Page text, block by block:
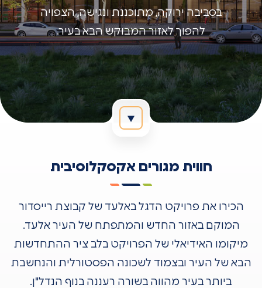
בסביבה ירוקה, מתוכננת ונגישה, הצפויה
להפוך לאזור המבוקש הבא בעיר.
חווית מגורים אקסקלוסיבית
הכירו את פרויקט הדגל באלעד של קבוצת רייסדור
המוקם באזור החדש והמתפתח של העיר אלעד.
מיקומו האידיאלי של הפרויקט בלב ציר ההתחדשות
הבא של העיר ובצמוד לשכונה הפסטורלית והנחשבת
ביותר בעיר מהווה בשורה רעננה בנוף הנדל"ן.